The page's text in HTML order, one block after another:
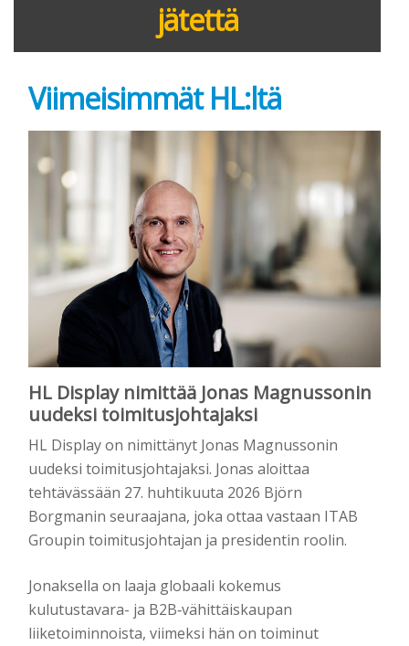
jätettä
Viimeisimmät HL:ltä
HL Display nimittää Jonas Magnussonin
uudeksi toimitusjohtajaksi
HL Display on nimittänyt Jonas Magnussonin
uudeksi toimitusjohtajaksi. Jonas aloittaa
tehtävässään 27. huhtikuuta 2026 Björn
Borgmanin seuraajana, joka ottaa vastaan ITAB
Groupin toimitusjohtajan ja presidentin roolin.
Jonaksella on laaja globaali kokemus
kulutustavara- ja B2B‑vähittäiskaupan
liiketoiminnoista, viimeksi hän on toiminut